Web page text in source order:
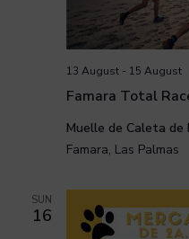
Famara Total
13 August- 15 August
Muelle de Caleta de
Famara, Las Palmas
SUN
16